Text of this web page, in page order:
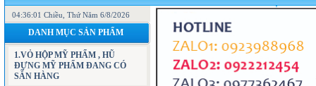
7.CÁC MẪU VỎ HỘP ĐỰNG MỸ PHẨM, HŨ ĐỰNG MỸ PHẨM
23.BẢN ĐỒ - ĐỊA CHỈ CÔNG TY
04:36:02 Chiều , Thứ Năm 6/8/2026
DANH MỤC SẢN PHẨM
1.VỎ HỘP MỸ PHẨM , HŨ
ĐỰNG MỸ PHẨM ĐANG CÓ
SẴN HÀNG